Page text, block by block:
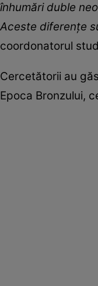
înhumări duble
Aceste diferențe
coordonatorul
Cercetătorii au
Epoca Bronzului,